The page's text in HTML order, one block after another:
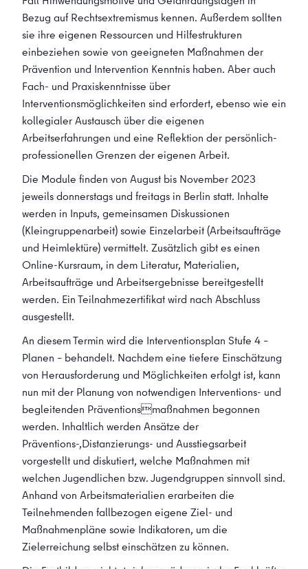
Bezug auf Rechtsextremismus kennen. Außerdem sollten
sie ihre eigenen Ressourcen und Hilfestrukturen
einbeziehen sowie von geeigneten Maßnahmen der
Prävention und Intervention Kenntnis haben. Aber auch
Fach- und Praxiskenntnisse über
Interventionsmöglichkeiten sind erfordert, ebenso wie ein
kollegialer Austausch über die eigenen
Arbeitserfahrungen und eine Reflektion der persönlich-
professionellen Grenzen der eigenen Arbeit.
Die Module finden von August bis November 2023
jeweils donnerstags und freitags in Berlin statt. Inhalte
werden in Inputs, gemeinsamen Diskussionen
(Kleingruppenarbeit) sowie Einzelarbeit (Arbeitsaufträge
und Heimlektüre) vermittelt. Zusätzlich gibt es einen
Online-Kursraum, in dem Literatur, Materialien,
Arbeitsaufträge und Arbeitsergebnisse bereitgestellt
werden. Ein Teilnahmezertifikat wird nach Abschluss
ausgestellt.
An diesem Termin wird die Interventionsplan Stufe 4 –
Planen – behandelt. Nachdem eine tiefere Einschätzung
von Herausforderung und Möglichkeiten erfolgt ist, kann
nun mit der Planung von notwendigen Interventions- und
begleitenden Präventionsmaßnahmen begonnen
werden. Inhaltlich werden Ansätze der
Präventions-,Distanzierungs- und Ausstiegsarbeit
vorgestellt und diskutiert, welche Maßnahmen mit
welchen Jugendlichen bzw. Jugendgruppen sinnvoll sind.
Anhand von Arbeitsmaterialien erarbeiten die
Teilnehmenden fallbezogen eigene Ziel- und
Maßnahmenpläne sowie Indikatoren, um die
Zielerreichung selbst einschätzen zu können.